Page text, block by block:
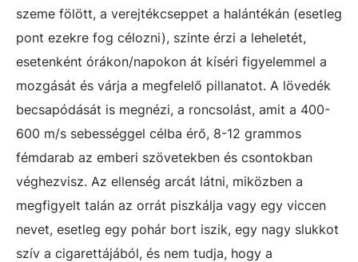
szeme fölött, a verejtékcseppet a halántékán (esetleg
pont ezekre fog célozni), szinte érzi a leheletét,
esetenként órákon/napokon át kíséri figyelemmel a
mozgását és várja a megfelelő pillanatot. A lövedék
becsapódását is megnézi, a roncsolást, amit a 400-
600 m/s sebességgel célba érő, 8-12 grammos
fémdarab az emberi szövetekben és csontokban
véghezvisz. Az ellenség arcát látni, miközben a
megfigyelt talán az orrát piszkálja vagy egy viccen
nevet, esetleg egy pohár bort iszik, egy nagy slukkot
szív a cigarettájából, és nem tudja, hogy a